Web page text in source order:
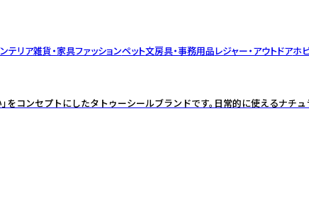
テリア雑貨・家具ファッションペット文房具・事務用品レジャー・アウトドアホ
をコンセプトにしたタトゥーシールブランドです。日常的に使えるナチ